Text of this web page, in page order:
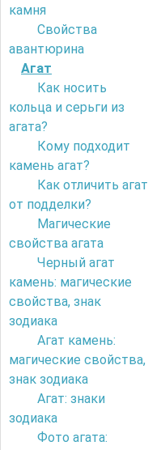
камня
Свойства
авантюрина
Агат
Как носить
кольца и серьги из
агата?
Кому подходит
камень агат?
Как отличить агат
от подделки?
Магические
свойства агата
Черный агат
камень: магические
свойства, знак
зодиака
Агат камень:
магические свойства,
знак зодиака
Агат: знаки
зодиака
Фото агата: